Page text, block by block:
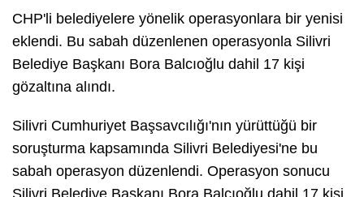
CHP'li belediyelere yönelik operasyonlara bir yenisi
eklendi. Bu sabah düzenlenen operasyonla Silivri
Belediye Başkanı Bora Balcıoğlu dahil 17 kişi
gözaltına alındı.
Silivri Cumhuriyet Başsavcılığı'nın yürüttüğü bir
soruşturma kapsamında Silivri Belediyesi'ne bu
sabah operasyon düzenlendi. Operasyon sonucu
Silivri Belediye Başkanı Bora Balcıoğlu dahil 17 kişi